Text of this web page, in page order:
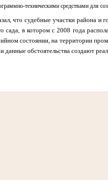
техническими средствами для
что судебные участки района и
сада, в котором с 2008 года
состоянии, на территории
данные обстоятельства создают